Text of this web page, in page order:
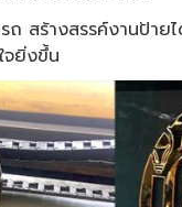
รถ สร้างสรรค์งานป้าย
ยิ่งขึ้น